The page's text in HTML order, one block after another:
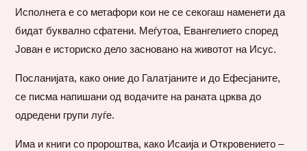
Исполнета е со метафори кои не се секогаш наменети да
бидат буквално сфатени. Меѓутоа, Евангелието според
Јован е историско дело засновано на животот на Исус.
Посланијата, како оние до Галатјаните и до Ефесјаните,
се писма напишани од водачите на раната црква до
одредени групи луѓе.
Има и книги со пророштва, како Исаија и Откровението –